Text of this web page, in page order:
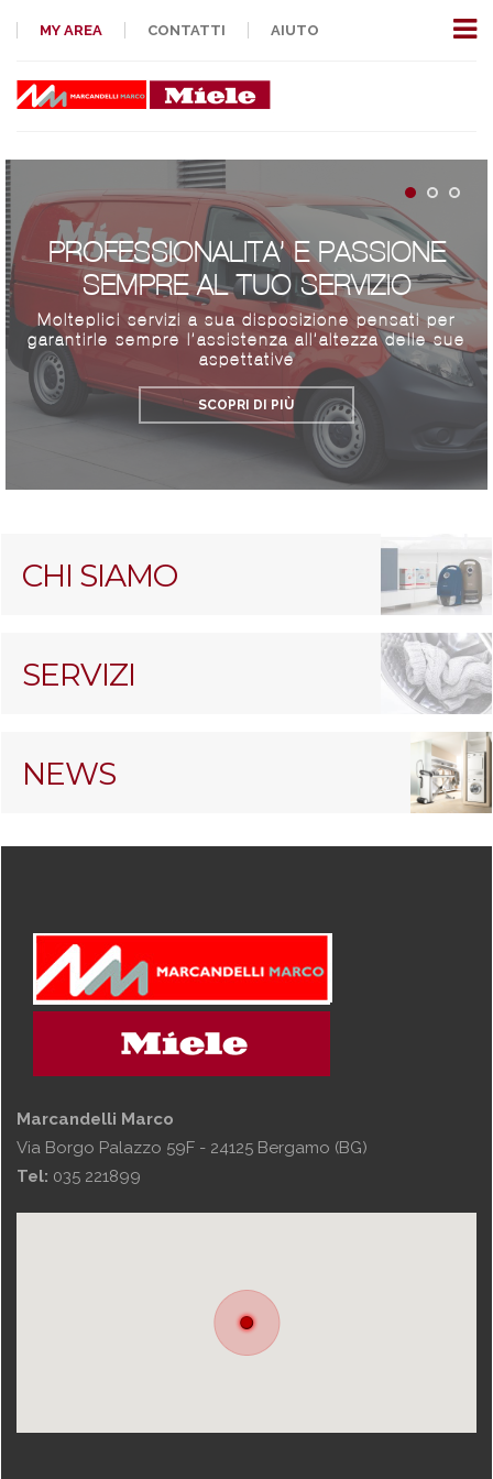
MY AREA CONTATTI AIUTO
PROFESSIONALITA’ E PASSIONE
SEMPRE AL TUO SERVIZIO
Molteplici servizi a sua disposizione pensati per
garantirle sempre l’assistenza all’altezza delle sue
aspettative
SCOPRI DI PIÙ
CHI SIAMO
SERVIZI
NEWS
Marcandelli Marco
Via Borgo Palazzo 59F - 24125 Bergamo (BG)
Tel: 035 221899